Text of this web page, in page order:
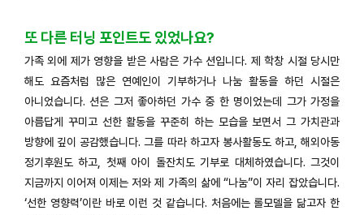
또 다른 터닝 포인트도 있었나요?
가족 외에 제가 영향을 받은 사람은 가수 션입니다. 제 학창 시절 당시만
해도 요즘처럼 많은 연예인이 기부하거나 나눔 활동을 하던 시절은
아니었습니다. 션은 그저 좋아하던 가수 중 한 명이었는데 그가 가정을
아름답게 꾸미고 선한 활동을 꾸준히 하는 모습을 보면서 그 가치관과
방향에 깊이 공감했습니다. 그를 따라 하고자 봉사활동도 하고, 해외아동
정기후원도 하고, 첫째 아이 돌잔치도 기부로 대체하였습니다. 그것이
지금까지 이어져 이제는 저와 제 가족의 삶에 “나눔”이 자리 잡았습니다.
‘선한 영향력’이란 바로 이런 것 같습니다. 처음에는 롤모델을 닮고자 한